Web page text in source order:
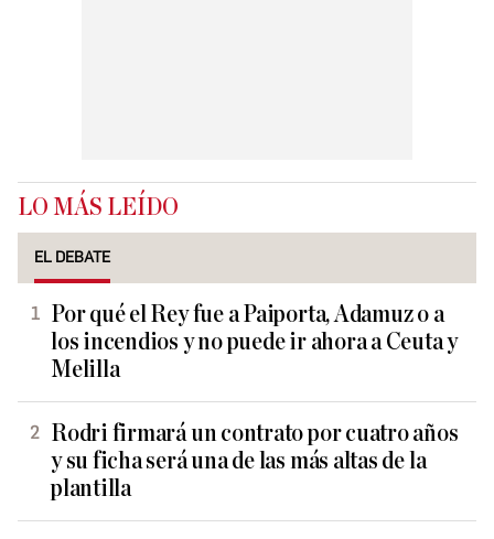
LO MÁS LEÍDO
EL DEBATE
Por qué el Rey fue a Paiporta, Adamuz o a
los incendios y no puede ir ahora a Ceuta y
Melilla
Rodri firmará un contrato por cuatro años
y su ficha será una de las más altas de la
plantilla